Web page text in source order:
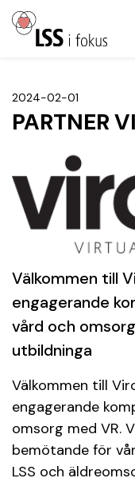
2024-02-01
PARTNER
Välkommen till
engagerande
vård och
utbildninga
Välkommen till
engagerande
omsorg med VR.
bemötande för
LSS och